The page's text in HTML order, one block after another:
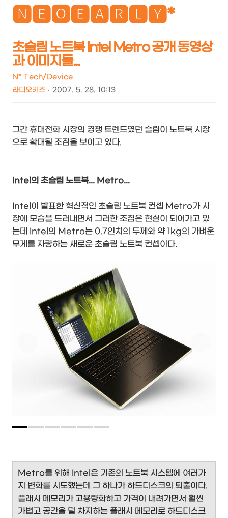
🅽🅴🅾🅴🅰🆁🅻🆈*
초슬림 노트북 Intel Metro 공개 동영상
과 이미지들...
N* Tech/Device
라디오키즈
2007. 5. 28. 10:13
그간 휴대전화 시장의 경쟁 트렌드였던 슬림이 노트북 시장
으로 확대될 조짐을 보이고 있다.
Intel의 초슬림 노트북... Metro...
Intel이 발표한 혁신적인 초슬림 노트북 컨셉 Metro가 시
장에 모습을 드러내면서 그러한 조짐은 현실이 되어가고 있
는데 Intel의 Metro는 0.7인치의 두께와 약 1kg의 가벼운
무게를 자랑하는 새로운 초슬림 노트북 컨셉이다.
Metro를 위해 Intel은 기존의 노트북 시스템에 여러가
지 변화를 시도했는데 그 하나가 하드디스크의 퇴출이다.
플래시 메모리가 고용량화하고 가격이 내려가면서 훨씬
가볍고 공간을 덜 차지하는 플래시 메모리로 하드디스크